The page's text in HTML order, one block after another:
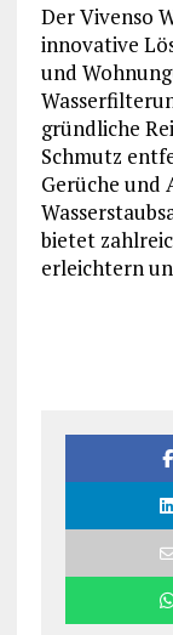
Der Vivenso
innovative
und
gründliche
Schmutz
Gerüche und
bietet
erleichtern